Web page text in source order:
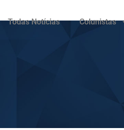
Todas Notícias Colunistas